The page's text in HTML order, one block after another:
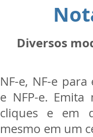
Diversos
NF-e, NF-e
e NFP-e.
cliques e em
mesmo em um